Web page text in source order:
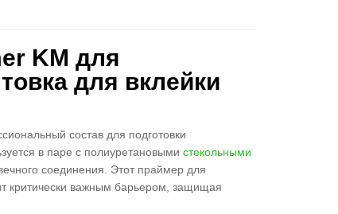
KM для
для вклейки
состав для подготовки
в паре с полиуретановыми стекольными
соединения. Этот праймер для
критически важным барьером, защищая